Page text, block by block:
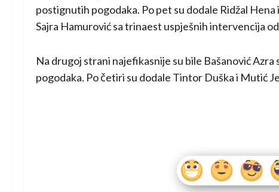
postignutih pogodaka. Po pet su dodale Ridžal Hena
Sajra Hamurović sa trinaest uspješnih intervencija
Na drugoj strani najefikasnije su bile Bašanović
pogodaka. Po četiri su dodale Tintor Duška i Mutić